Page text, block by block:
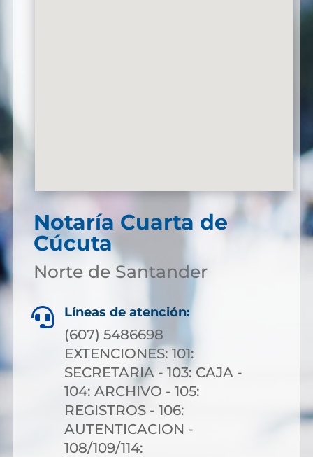
Notaría Cuarta de
Cúcuta
Norte de Santander
 Líneas de atención:
(607) 5486698
EXTENCIONES: 101:
SECRETARIA - 103: CAJA -
104: ARCHIVO - 105:
REGISTROS - 106:
AUTENTICACION -
108/109/114: